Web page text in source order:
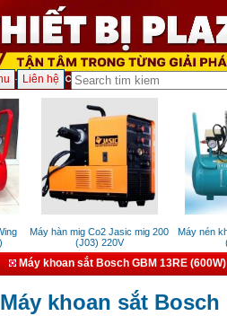
Liên hệ
Máy hàn mig Co2 Jasic mig 200
(J03) 220V
Máy nén
Máy khoan sắt Bosch GBM 13RE (600W)
Máy khoan sắt Bosch